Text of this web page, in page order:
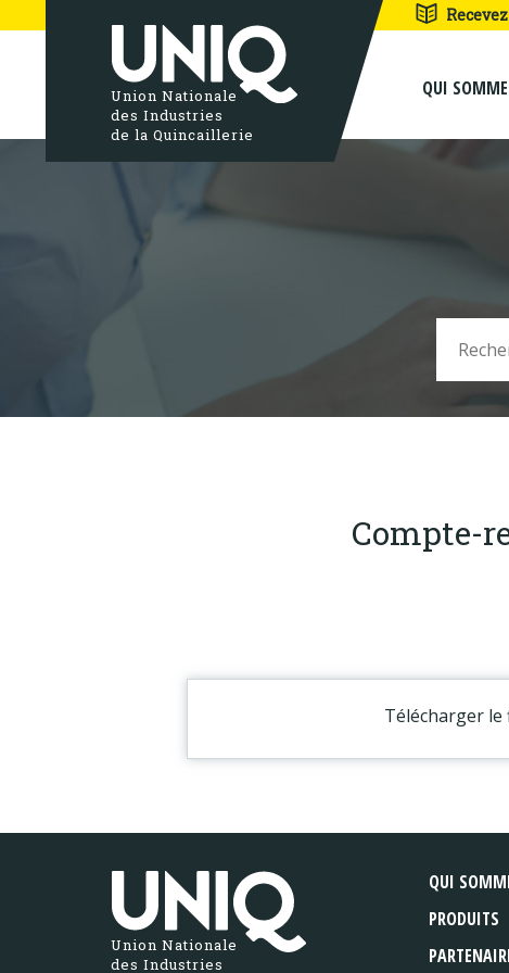
Union Nationale
des Industries
de la Quincaillerie
QUI
Compte-
Télécharger le
Union Nationale
des Industries
QUI
PRODUITS